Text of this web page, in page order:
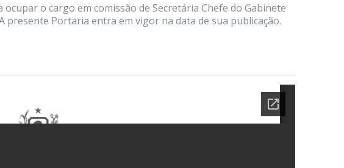
ocupar o cargo em comissão de Secretária Chefe do Gabinete
presente Portaria entra em vigor na data de sua publicação.